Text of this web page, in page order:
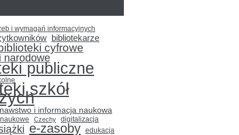
i wymagań informacyjnych
bibliotekarze
biblioteki cyfrowe
narodowe
publiczne
szkół
i informacja naukowa
Czechy digitalizacja
e-zasoby edukacja